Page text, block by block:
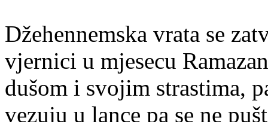
Džehennemska vrata se
vjernici u mjesecu
dušom i svojim strastima,
vezuju u lance pa se ne